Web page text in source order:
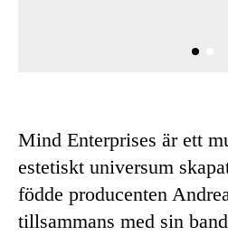
Mind Enterprises är ett
estetiskt universum
födde producenten
tillsammans med sin